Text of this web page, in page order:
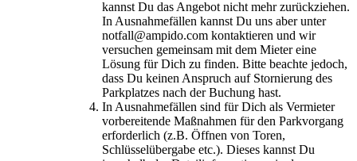
kannst Du das Angebot nicht mehr zurückziehen.
In Ausnahmefällen kannst Du uns aber unter
notfall@ampido.com kontaktieren und wir
versuchen gemeinsam mit dem Mieter eine
Lösung für Dich zu finden. Bitte beachte jedoch,
dass Du keinen Anspruch auf Stornierung des
Parkplatzes nach der Buchung hast.
In Ausnahmefällen sind für Dich als Vermieter
vorbereitende Maßnahmen für den Parkvorgang
erforderlich (z.B. Öffnen von Toren,
Schlüsselübergabe etc.). Dieses kannst Du